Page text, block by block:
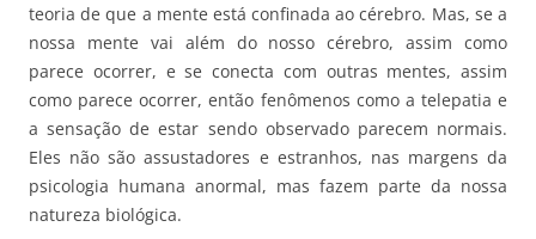
teoria de que a mente está confinada ao cérebro. Mas, se a
nossa mente vai além do nosso cérebro, assim como
parece ocorrer, e se conecta com outras mentes, assim
como parece ocorrer, então fenômenos como a telepatia e
a sensação de estar sendo observado parecem normais.
Eles não são assustadores e estranhos, nas margens da
psicologia humana anormal, mas fazem parte da nossa
natureza biológica.